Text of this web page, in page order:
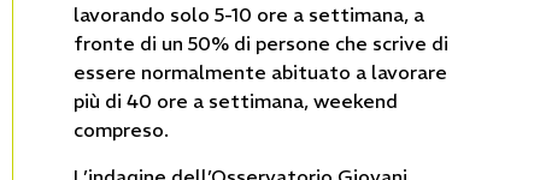
lavorando solo 5-10 ore a settimana, a
fronte di un 50% di persone che scrive di
essere normalmente abituato a lavorare
più di 40 ore a settimana, weekend
compreso.